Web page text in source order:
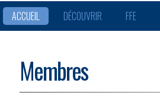
ACCUEIL DÉCOUVRIR FFE
Membres